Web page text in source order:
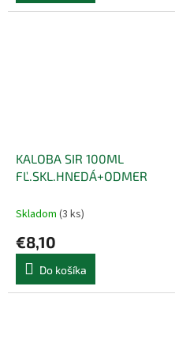
KALOBA SIR 100ML
FĽ.SKL.HNEDÁ+ODMER
Skladom (3 ks)
€8,10
Do košíka